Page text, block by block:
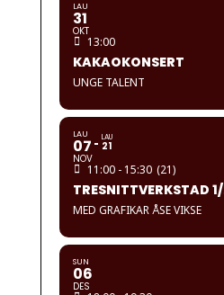
LAU
31
OKT
13:00
KAKAOKONSERT
UNGE TALENT
LAU
07
NOV
LAU
21
11:00 - 15:30 (21)
TRESNITTVERKSTAD
MED GRAFIKAR ÅSE VIKSE
SUN
06
DES